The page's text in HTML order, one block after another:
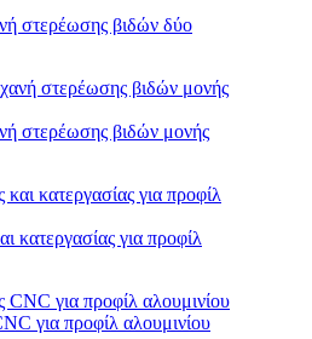
στερέωσης βιδών δύο
στερέωσης βιδών μονής
κατεργασίας για προφίλ
για προφίλ αλουμινίου